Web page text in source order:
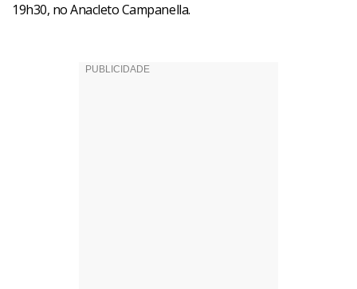
19h30, no Anacleto Campanella.